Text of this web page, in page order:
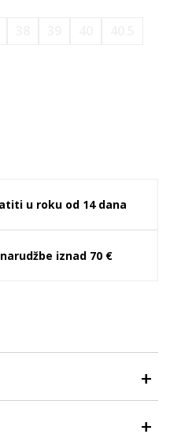
u roku od 14 dana
iznad 70 €